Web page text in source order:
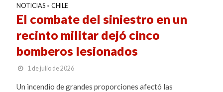
NOTICIAS • CHILE
El combate del siniestro en un
recinto militar dejó cinco
bomberos lesionados
1 de julio de 2026
Un incendio de grandes proporciones afectó las